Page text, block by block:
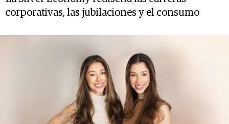
corporativas, las jubilaciones y el consumo